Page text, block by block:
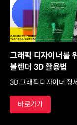
그래픽 디자이너를
블렌더 3D 활용법
3D 그래픽 디자이너 정
바로가기